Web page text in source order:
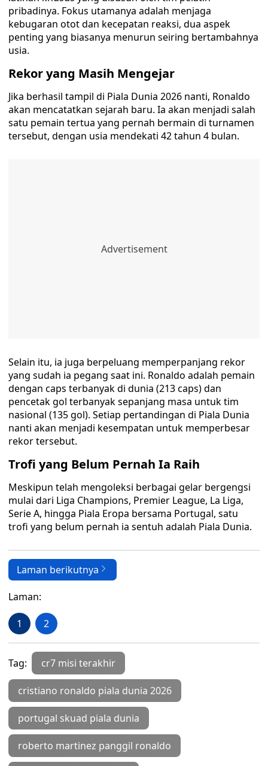
pribadinya. Fokus utamanya adalah menjaga
kebugaran otot dan kecepatan reaksi, dua aspek
penting yang biasanya menurun seiring bertambahnya
usia.
Rekor yang Masih Mengejar
Jika berhasil tampil di Piala Dunia 2026 nanti, Ronaldo
akan mencatatkan sejarah baru. Ia akan menjadi salah
satu pemain tertua yang pernah bermain di turnamen
tersebut, dengan usia mendekati 42 tahun 4 bulan.
Selain itu, ia juga berpeluang memperpanjang rekor
yang sudah ia pegang saat ini. Ronaldo adalah pemain
dengan caps terbanyak di dunia (213 caps) dan
pencetak gol terbanyak sepanjang masa untuk tim
nasional (135 gol). Setiap pertandingan di Piala Dunia
nanti akan menjadi kesempatan untuk memperbesar
rekor tersebut.
Trofi yang Belum Pernah Ia Raih
Meskipun telah mengoleksi berbagai gelar bergengsi
mulai dari Liga Champions, Premier League, La Liga,
Serie A, hingga Piala Eropa bersama Portugal, satu
trofi yang belum pernah ia sentuh adalah Piala Dunia.
Laman berikutnya
Laman:
1 2
Tag: cr7 misi terakhir
cristiano ronaldo piala dunia 2026
portugal skuad piala dunia
roberto martinez panggil ronaldo